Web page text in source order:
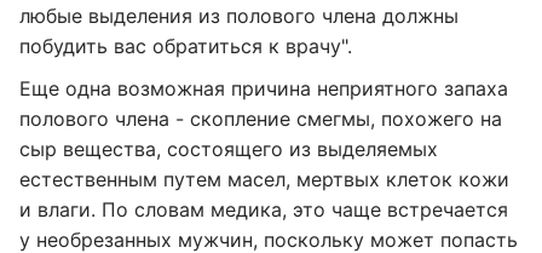
любые выделения из полового члена должны
побудить вас обратиться к врачу".
Еще одна возможная причина неприятного запаха
полового члена - скопление смегмы, похожего на
сыр вещества, состоящего из выделяемых
естественным путем масел, мертвых клеток кожи
и влаги. По словам медика, это чаще встречается
у необрезанных мужчин, поскольку может попасть